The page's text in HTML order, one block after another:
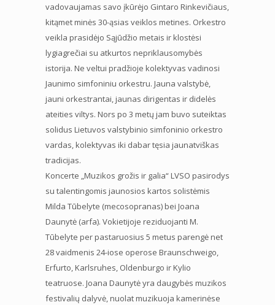
vadovaujamas savo įkūrėjo Gintaro Rinkevičiaus,
kitąmet minės 30-ąsias veiklos metines. Orkestro
veikla prasidėjo Sąjūdžio metais ir klostėsi
lygiagrečiai su atkurtos nepriklausomybės
istorija. Ne veltui pradžioje kolektyvas vadinosi
Jaunimo simfoniniu orkestru. Jauna valstybė,
jauni orkestrantai, jaunas dirigentas ir didelės
ateities viltys. Nors po 3 metų jam buvo suteiktas
solidus Lietuvos valstybinio simfoninio orkestro
vardas, kolektyvas iki dabar tęsia jaunatviškas
tradicijas.
Koncerte „Muzikos grožis ir galia“ LVSO pasirodys
su talentingomis jaunosios kartos solistėmis
Milda Tūbelyte (mecosopranas) bei Joana
Daunytė (arfa). Vokietijoje reziduojanti M.
Tūbelyte per pastaruosius 5 metus parengė net
28 vaidmenis 24-iose operose Braunschweigo,
Erfurto, Karlsruhes, Oldenburgo ir Kylio
teatruose. Joana Daunytė yra daugybės muzikos
festivalių dalyvė, nuolat muzikuoja kamerinėse